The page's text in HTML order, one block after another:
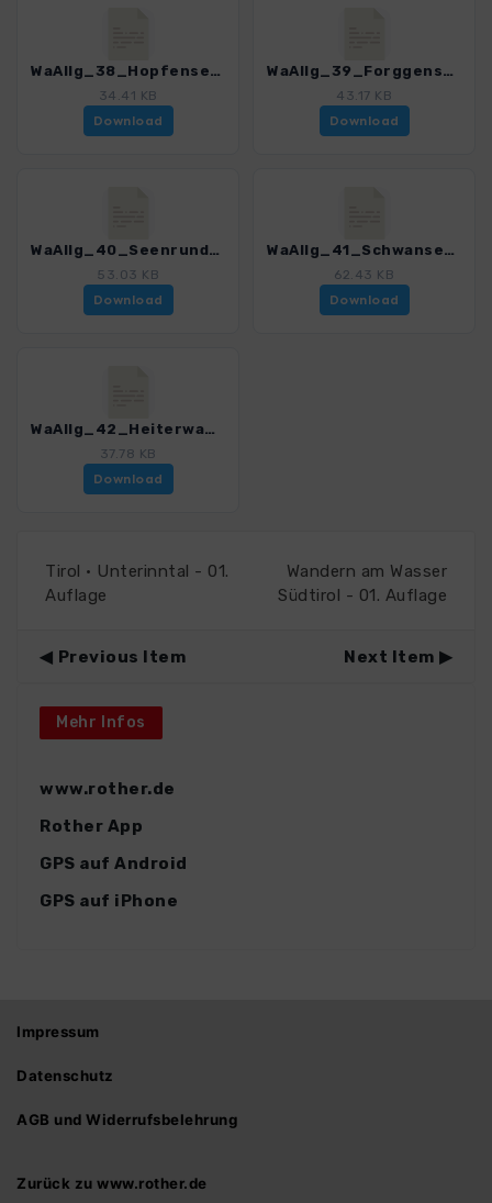
WaAllg_38_Hopfensee_3143_1.gpx
34.41 KB
Download
WaAllg_39_Forggensee_3143_1.gpx
43.17 KB
Download
WaAllg_40_Seenrunde Fuessen_3143_1.gpx
53.03 KB
Download
WaAllg_41_Schwansee_3143_1.gpx
62.43 KB
Download
WaAllg_42_Heiterwanger See_3143_1.gpx
37.78 KB
Download
Tirol · Unterinntal - 01.
Auflage
Wandern am Wasser
Südtirol - 01. Auflage
Previous Item Next Item
Mehr Infos
www.rother.de
Rother App
GPS auf Android
GPS auf iPhone
Impressum
Datenschutz
AGB und Widerrufsbelehrung
Zurück zu www.rother.de